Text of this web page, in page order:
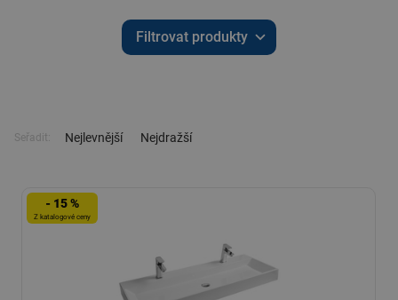
Filtrovat produkty
Seřadit: Nejlevnější Nejdražší
- 15 %
Z katalogové ceny